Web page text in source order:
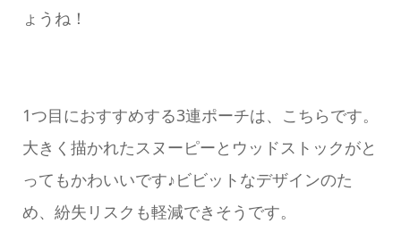
ょうね！
1つ目におすすめする3連ポーチは、こちらです。
大きく描かれたスヌーピーとウッドストックがと
ってもかわいいです♪ビビットなデザインのた
め、紛失リスクも軽減できそうです。